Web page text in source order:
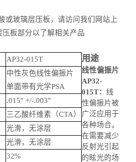
或玻璃层压板，请访问我们网站上
板部分以了解相关产品
AP32-015T
中性灰色线性偏振片
单面带有光学PSA
.015" +/-.003"
三乙酸纤维素（CTA）
光滑，无涂层
光滑，无涂层
32%
用途
线性偏振片
AP32-
015T： 线
性偏振片被
广泛应用于
各种场合。
在需要减少
反射光引起
的眩光的场